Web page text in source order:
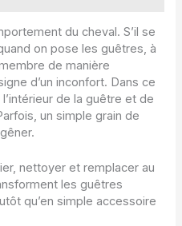
du cheval. S’il se
on pose les guêtres, à
de manière
d’un inconfort. Dans ce
de la guêtre et de
un simple grain de
nettoyer et remplacer au
les guêtres
qu’en simple accessoire